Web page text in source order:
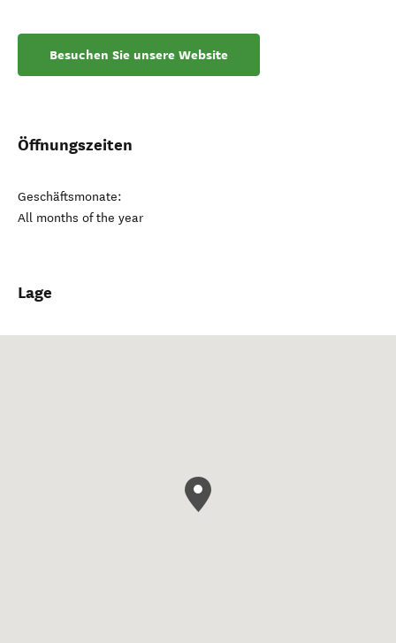
Besuchen Sie unsere Website
Öffnungszeiten
Geschäftsmonate:
All months of the year
Lage